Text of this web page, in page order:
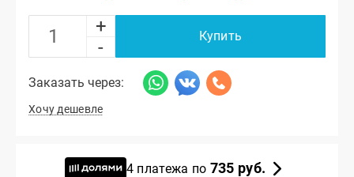
+
-
Купить
Заказать через:
Хочу дешевле
4 платежа по 735 руб.